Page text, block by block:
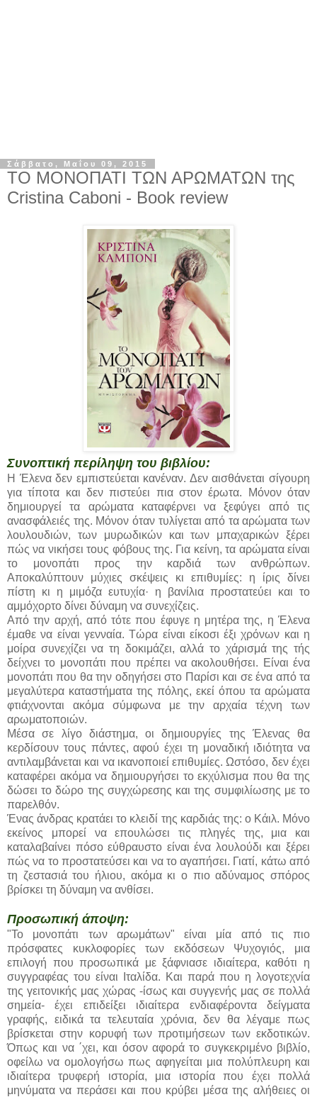
Σάββατο, Μαΐου 09, 2015
ΤΟ ΜΟΝΟΠΑΤΙ ΤΩΝ ΑΡΩΜΑΤΩΝ της
Cristina Caboni - Book review
Συνοπτική περίληψη του βιβλίου:
Η Έλενα δεν εμπιστεύεται κανέναν. Δεν αισθάνεται σίγουρη
για τίποτα και δεν πιστεύει πια στον έρωτα. Μόνον όταν
δημιουργεί τα αρώματα καταφέρνει να ξεφύγει από τις
ανασφάλειές της. Μόνον όταν τυλίγεται από τα αρώματα των
λουλουδιών, των μυρωδικών και των μπαχαρικών ξέρει
πώς να νικήσει τους φόβους της. Για κείνη, τα αρώματα είναι
το μονοπάτι προς την καρδιά των ανθρώπων.
Αποκαλύπτουν μύχιες σκέψεις κι επιθυμίες: η ίρις δίνει
πίστη κι η μιμόζα ευτυχία· η βανίλια προστατεύει και το
αμμόχορτο δίνει δύναμη να συνεχίζεις.
Από την αρχή, από τότε που έφυγε η μητέρα της, η Έλενα
έμαθε να είναι γενναία. Τώρα είναι είκοσι έξι χρόνων και η
μοίρα συνεχίζει να τη δοκιμάζει, αλλά το χάρισμά της τής
δείχνει το μονοπάτι που πρέπει να ακολουθήσει. Είναι ένα
μονοπάτι που θα την οδηγήσει στο Παρίσι και σε ένα από τα
μεγαλύτερα καταστήματα της πόλης, εκεί όπου τα αρώματα
φτιάχνονται ακόμα σύμφωνα με την αρχαία τέχνη των
αρωματοποιών.
Μέσα σε λίγο διάστημα, οι δημιουργίες της Έλενας θα
κερδίσουν τους πάντες, αφού έχει τη μοναδική ιδιότητα να
αντιλαμβάνεται και να ικανοποιεί επιθυμίες. Ωστόσο, δεν έχει
καταφέρει ακόμα να δημιουργήσει το εκχύλισμα που θα της
δώσει το δώρο της συγχώρεσης και της συμφιλίωσης με το
παρελθόν.
Ένας άνδρας κρατάει το κλειδί της καρδιάς της: ο Κάιλ. Μόνο
εκείνος μπορεί να επουλώσει τις πληγές της, μια και
καταλαβαίνει πόσο εύθραυστο είναι ένα λουλούδι και ξέρει
πώς να το προστατεύσει και να το αγαπήσει. Γιατί, κάτω από
τη ζεστασιά του ήλιου, ακόμα κι ο πιο αδύναμος σπόρος
βρίσκει τη δύναμη να ανθίσει.
Προσωπική άποψη:
"Το μονοπάτι των αρωμάτων" είναι μία από τις πιο
πρόσφατες κυκλοφορίες των εκδόσεων Ψυχογιός, μια
επιλογή που προσωπικά με ξάφνιασε ιδιαίτερα, καθότι η
συγγραφέας του είναι Ιταλίδα. Και παρά που η λογοτεχνία
της γειτονικής μας χώρας -ίσως και συγγενής μας σε πολλά
σημεία- έχει επιδείξει ιδιαίτερα ενδιαφέροντα δείγματα
γραφής, ειδικά τα τελευταία χρόνια, δεν θα λέγαμε πως
βρίσκεται στην κορυφή των προτιμήσεων των εκδοτικών.
Όπως και να ΄χει, και όσον αφορά το συγκεκριμένο βιβλίο,
οφείλω να ομολογήσω πως αφηγείται μια πολύπλευρη και
ιδιαίτερα τρυφερή ιστορία, μια ιστορία που έχει πολλά
μηνύματα να περάσει και που κρύβει μέσα της αλήθειες οι